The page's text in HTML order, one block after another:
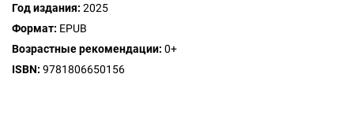
Год издания: 2025
Формат: EPUB
Возрастные рекомендации: 0+
ISBN: 9781806650156